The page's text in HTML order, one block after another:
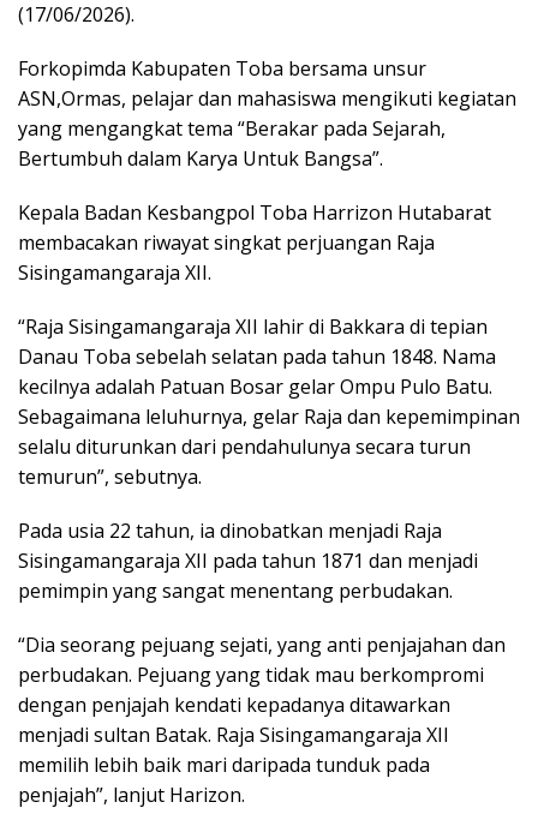
(17/06/2026).
Forkopimda Kabupaten Toba bersama unsur
ASN,Ormas, pelajar dan mahasiswa mengikuti kegiatan
yang mengangkat tema “Berakar pada Sejarah,
Bertumbuh dalam Karya Untuk Bangsa”.
Kepala Badan Kesbangpol Toba Harrizon Hutabarat
membacakan riwayat singkat perjuangan Raja
Sisingamangaraja XII.
“Raja Sisingamangaraja XII lahir di Bakkara di tepian
Danau Toba sebelah selatan pada tahun 1848. Nama
kecilnya adalah Patuan Bosar gelar Ompu Pulo Batu.
Sebagaimana leluhurnya, gelar Raja dan kepemimpinan
selalu diturunkan dari pendahulunya secara turun
temurun”, sebutnya.
Pada usia 22 tahun, ia dinobatkan menjadi Raja
Sisingamangaraja XII pada tahun 1871 dan menjadi
pemimpin yang sangat menentang perbudakan.
“Dia seorang pejuang sejati, yang anti penjajahan dan
perbudakan. Pejuang yang tidak mau berkompromi
dengan penjajah kendati kepadanya ditawarkan
menjadi sultan Batak. Raja Sisingamangaraja XII
memilih lebih baik mari daripada tunduk pada
penjajah”, lanjut Harizon.